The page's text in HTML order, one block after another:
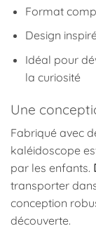
Format
Design
Idéal pour
la curiosité
Une
Fabriqué avec
kaléidoscope
par les enfants.
transporter
conception
découverte.